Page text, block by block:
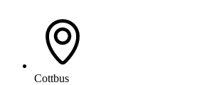
Cottbus